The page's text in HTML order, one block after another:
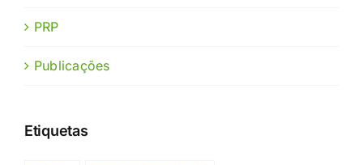
PRP
Publicações
Etiquetas